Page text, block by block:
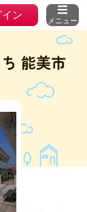
イン メニュー
能美市